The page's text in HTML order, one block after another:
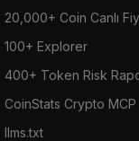
20,000+ Coin Canlı
100+ Explorer
400+ Token Risk
CoinStats Crypto MCP
llms.txt